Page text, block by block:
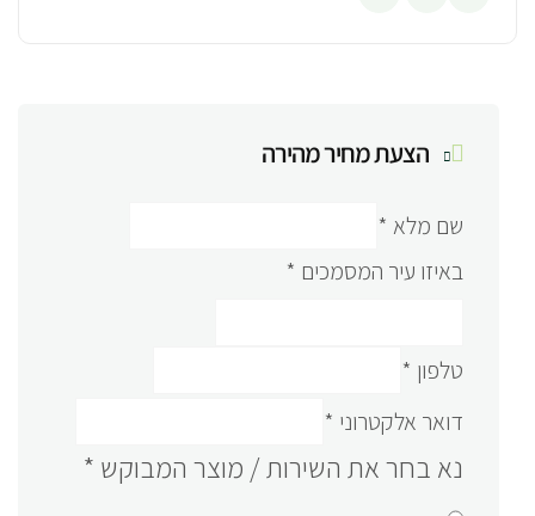
הצעת מחיר מהירה
שם מלא *
באיזו עיר המסמכים *
טלפון *
דואר אלקטרוני *
נא בחר את השירות / מוצר המבוקש *